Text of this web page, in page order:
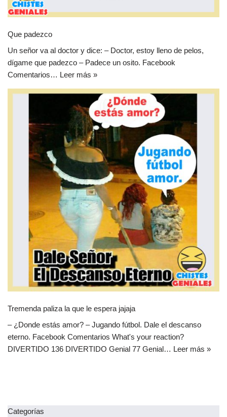
Que padezco
Un señor va al doctor y dice: – Doctor, estoy lleno de pelos,
dígame que padezco – Padece un osito. Facebook
Comentarios… Leer más »
Tremenda paliza la que le espera jajaja
– ¿Donde estás amor? – Jugando fútbol. Dale el descanso
eterno. Facebook Comentarios What's your reaction?
DIVERTIDO 136 DIVERTIDO Genial 77 Genial… Leer más »
Categorías